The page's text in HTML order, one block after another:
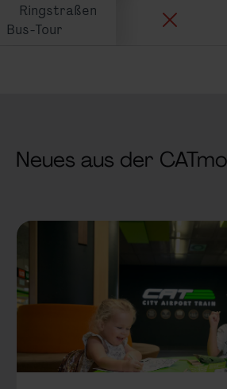
Ringstraßen
Bus-Tour
Neues aus der